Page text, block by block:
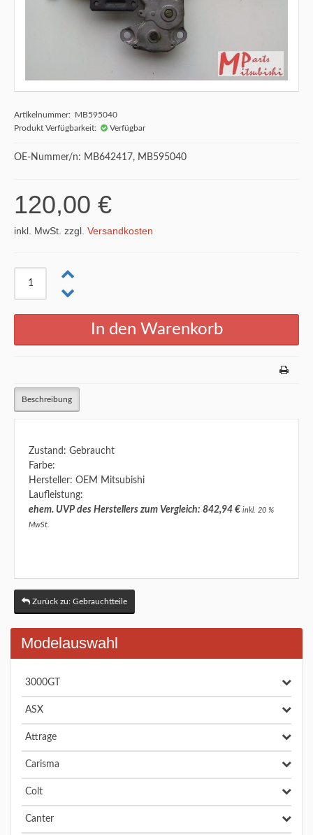
Artikelnummer: MB595040
Produkt Verfügbarkeit:
Verfügbar
OE-Nummer/n: MB642417, MB595040
120,00 €
inkl. MwSt. zzgl. Versandkosten
Beschreibung
Zustand: Gebraucht
Farbe:
Hersteller: OEM Mitsubishi
Laufleistung:
ehem. UVP des Herstellers zum Vergleich: 842,94 € inkl. 20 %
MwSt.
Zurück zu: Gebrauchtteile
Modelauswahl
3000GT
ASX
Attrage
Carisma
Colt
Canter